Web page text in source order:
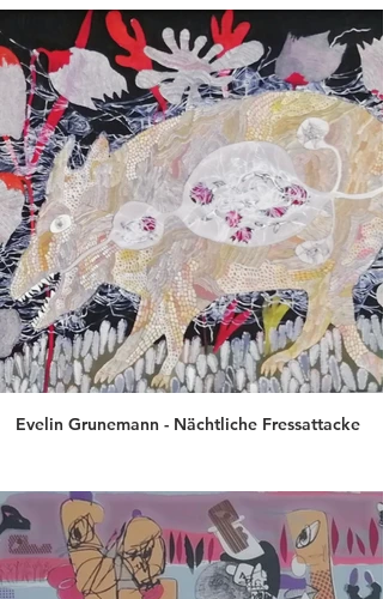
Evelin Grunemann - Nächtliche Fressattacke